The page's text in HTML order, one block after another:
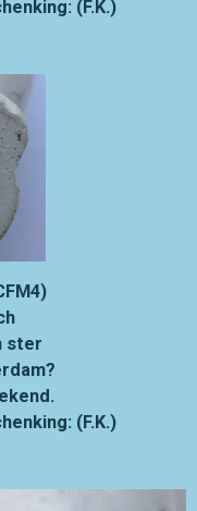
(F.K.)
ster
(F.K.)